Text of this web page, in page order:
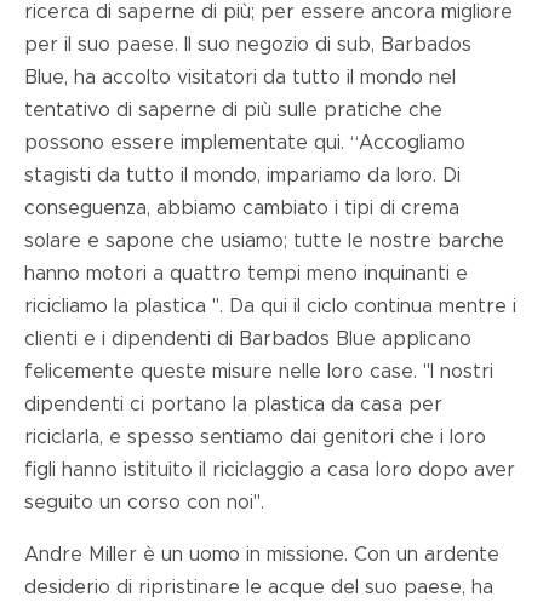
ricerca di saperne di più; per essere ancora migliore
per il suo paese. Il suo negozio di sub, Barbados
Blue, ha accolto visitatori da tutto il mondo nel
tentativo di saperne di più sulle pratiche che
possono essere implementate qui. “Accogliamo
stagisti da tutto il mondo, impariamo da loro. Di
conseguenza, abbiamo cambiato i tipi di crema
solare e sapone che usiamo; tutte le nostre barche
hanno motori a quattro tempi meno inquinanti e
ricicliamo la plastica ". Da qui il ciclo continua mentre i
clienti e i dipendenti di Barbados Blue applicano
felicemente queste misure nelle loro case. "I nostri
dipendenti ci portano la plastica da casa per
riciclarla, e spesso sentiamo dai genitori che i loro
figli hanno istituito il riciclaggio a casa loro dopo aver
seguito un corso con noi".
Andre Miller è un uomo in missione. Con un ardente
desiderio di ripristinare le acque del suo paese, ha